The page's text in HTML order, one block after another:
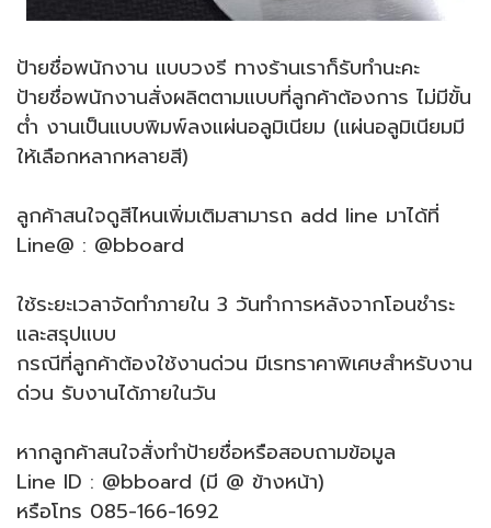
ป้ายชื่อพนักงาน แบบวงรี ทางร้านเราก็รับทำนะคะ
ป้ายชื่อพนักงานสั่งผลิตตามแบบที่ลูกค้าต้องการ ไม่มีขั้น
ต่ำ งานเป็นแบบพิมพ์ลงแผ่นอลูมิเนียม (แผ่นอลูมิเนียมมี
ให้เลือกหลากหลายสี)
ลูกค้าสนใจดูสีไหนเพิ่มเติมสามารถ add line มาได้ที่
Line@ : @bboard
ใช้ระยะเวลาจัดทำภายใน 3 วันทำการหลังจากโอนชำระ
และสรุปแบบ
กรณีที่ลูกค้าต้องใช้งานด่วน มีเรทราคาพิเศษสำหรับงาน
ด่วน รับงานได้ภายในวัน
หากลูกค้าสนใจสั่งทำป้ายชื่อหรือสอบถามข้อมูล
Line ID : @bboard (มี @ ข้างหน้า)
หรือโทร 085-166-1692